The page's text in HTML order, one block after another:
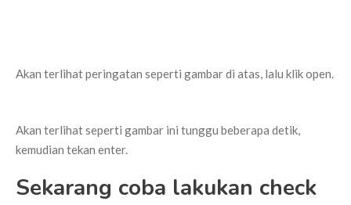
Akan terlihat peringatan seperti gambar di atas, lalu klik open.
Akan terlihat seperti gambar ini tunggu beberapa detik,
kemudian tekan enter.
Sekarang coba lakukan check